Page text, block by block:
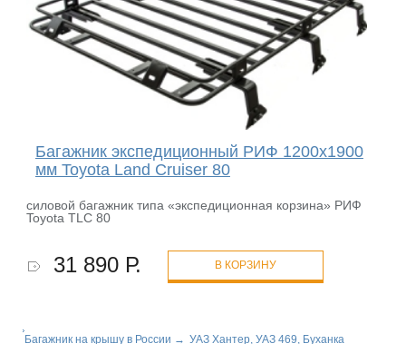
Багажник экспедиционный РИФ 1200x1900
мм Toyota Land Cruiser 80
силовой багажник типа «экспедиционная корзина» РИФ
Toyota ТLC 80
31 890 Р. В КОРЗИНУ
Багажник на крышу в России → УАЗ Хантер, УАЗ 469, Буханка